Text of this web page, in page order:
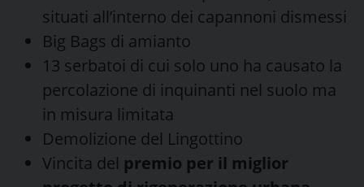
situati all’interno dei capannoni dismessi
Big Bags di amianto
13 serbatoi di cui solo uno ha causato la
percolazione di inquinanti nel suolo ma
in misura limitata
Demolizione del Lingottino
Vincita del premio per il miglior